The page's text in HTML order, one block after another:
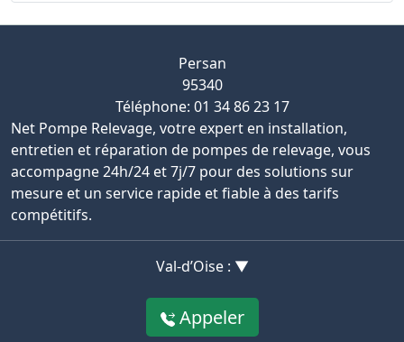
Persan
95340
Téléphone: 01 34 86 23 17
Net Pompe Relevage, votre expert en installation,
entretien et réparation de pompes de relevage, vous
accompagne 24h/24 et 7j/7 pour des solutions sur
mesure et un service rapide et fiable à des tarifs
compétitifs.
Val-d’Oise : ▼
Appeler